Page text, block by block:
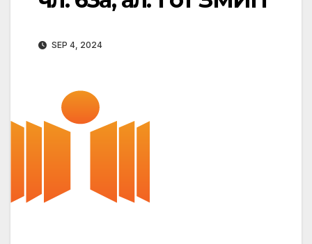
SEP 4, 2024